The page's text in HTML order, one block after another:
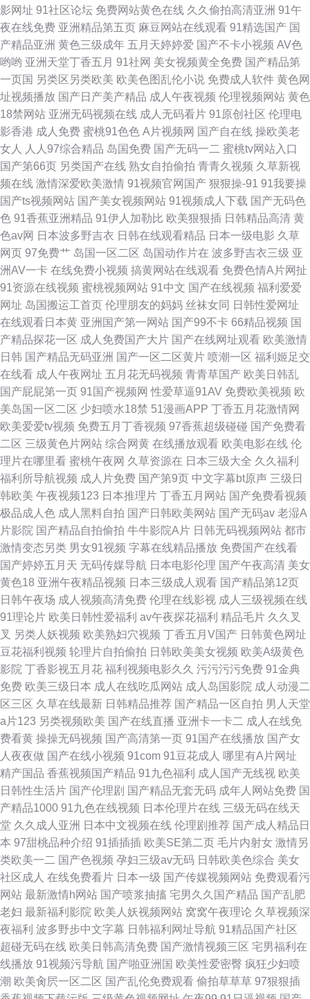
国产婷婷 男人天堂啪啪啪 久久宜春院 精品国产福利 国产午夜在线 国产不卡
一区二区 久久大黄视频网站 人人摸人人色 日韩无码资源诱惑 深夜成人影视
天堂BTAV在线 色婷婷原网址 日日日草草操 日韩av色呦呦 老师机午夜福利
Av 日本αV在线观看 日本色啪 欧美性极品伪娘 内射尤物人妻14p
影网址 91社区论坛 免费网站黄色在线 久久偷拍高清亚洲 91午
夜在线免费 亚洲精品第五页 麻豆网站在线观看 91精选国产 国
产精品亚洲 黄色三级成年 五月天婷婷爱 国产不卡小视频 AV色
哟哟 亚洲天堂丁香五月 91社网 美女视频黄全免费 国产精品第
一页国 另类区另类欧美 欧美色图乱伦小说 免费成人软件 黄色网
址视频播放 国产日产美产精品 成人午夜视频 伦理视频网站 黄色
18禁网站 亚洲无码视频在线 成人无码看片 91原创社区 伦理电
影香港 成人免费 蜜桃91色色 A片视频网 国产自在线 操欧美老
女人
人人97综合精品 岛国免费 国产无码一二 蜜桃tv网站入口
国产第66页 另类国产在线 熟女自拍偷拍 青青久视频 久草新视
频在线 激情深爱欧美激情 91视频官网国产 狠狠操-91 91我要操
国产ts视频网站 国产美女视频网站 91视频成人下载 国产无码色
色 91香蕉亚洲精品 91伊人加勒比 欧美狠狠插 日韩精品高清 黄
色av网 日本波多野吉衣 日韩在线观看精品 日本一级电影 久草
网页 97免费艹 岛国一区二区 岛国动作片在 波多野吉衣三级 亚
洲AV一卡 在线免费小视频 搞黄网站在线观看 免费色情A片网扯
91资源在线视频 蜜桃视频网站 91中文 国产在线视频 福利爱爱
网址 岛国搬运工首页 伦理朋友的妈妈 丝袜女同 日韩性爱网址
在线观看日本黄 亚洲国产第一网站 国产99不卡 66精品视频 国
产精品探花一区 成人免费国产大片 国产在线网址观看 欧美激情
日韩 国产精品无码亚洲 国产一区二区黄片 喷潮一区 福利姬足交
在线看 成人午夜网址 五月花无码视频 青青草国产 欧美日韩乱
国产屁屁第一页 91国产视频网 性爱草逼91AV 免费欧美视频 欧
美岛国一区二区 少妇喷水18禁 51漫画APP 丁香五月花激情网
欧美爱爱tv视频 免费五月丁香视频 97香蕉超级碰碰 国产免费看
二区 三级黄色片网站 综合网黄 在线播放观看 欧美电影在线 伦
理片在哪里看 蜜桃午夜网 久草资源在 日本三级大全 久久福利
福利所导航视频 成人片免费 国产第9页 中文字幕bt原声 三级日
韩欧美 午夜视频123 日本推理片 丁香五月网站 国产免费看视频
极品成人色 成人黑料自拍 国产日韩欧美网站 国产无码av 老湿A
片影院 国产精品自拍偷拍 牛牛影院A片 日韩无码视频网站 都市
激情变态另类 男女91视频 字幕在线精品播放 免费国产在线看
国产婷婷五月天 无码传媒导航 日本电影伦理 国产午夜高清 美女
黄色18 亚洲午夜精品视频 日本三级成人观看 国产精品第12页
日韩午夜场 成人视频高清免费 伦理在线影视 成人三级视频在线
91理论片 欧美日韩性爱福利 av午夜探花福利 精品毛片 久久叉
叉 另类人妖视频 欧美熟妇穴视频 丁香五月V国产 日韩黄色网址
豆花福利视频 轮理片自拍偷拍 日韩欧美美女视频 欧美A级黄色
影院 丁香影视五月花 福利视频电影久久 污污污污免费 91金典
免费 欧美三级日本 成人在线吃瓜网站 成人岛国影院 成人动漫二
区三区 久草在线最新 日韩精品推荐 国产精品一区自拍 男人天堂
a片123 另类视频欧美 国产在线直播 亚洲卡一卡二 成人在线免
费看黄 操操无码视频 国产高清第一页 91国产在线播放 国产女
人夜夜做 国产在线小视频 91com 91豆花成人 哪里有A片网址
精产国品 香蕉视频国产精品 91九色福利 成人国产无线视 欧美
日韩性生活片 国产伦理剧 国产精品无套无码 成年人网站免费 国
产精品1000 91九色在线视频 日本伦理片在线 三级无码在线天
堂 久久成人亚洲 日本中文视频在线 伦理剧推荐 国产成人精品日
本 97甜桃品种介绍 91插插插 欧美SE第二页 毛片内射女 激情另
类欧美一二 国产色视频 孕妇三级av无码 日韩欧美色综合 美女
社区成人 在线免费看片 日本一级 国产传媒视频网站 免费观看污
网站 最新激情h网站 国产喷浆抽搐 宅男久久国产精品 国产乱肥
老妇 最新福利影院 欧美人妖视频网站 窝窝午夜理论 久草视频深
夜福利 波多野步中文字幕 日韩福利网址导航 91精品国产社区
超碰无码在线 欧美日韩高清免费 国产激情视频三区 宅男福利在
线播放 91视频污导航 国产啪亚洲国 欧美性爱密臀 疯狂少妇喷
潮 欧美肏屄一区二区 国产乱伦免费观看 偷拍草草草 97狠狠插